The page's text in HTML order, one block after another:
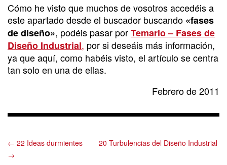
Cómo he visto que muchos de vosotros accedéis a
este apartado desde el buscador buscando «fases
de diseño», podéis pasar porTemario – Fases de
Diseño Industrial, por si deseáis más información,
ya que aquí, como habéis visto, el artículo se centra
tan solo en una de ellas.
Febrero de 2011
← 22 Ideas durmientes
20 Turbulencias del Diseño Industrial
→